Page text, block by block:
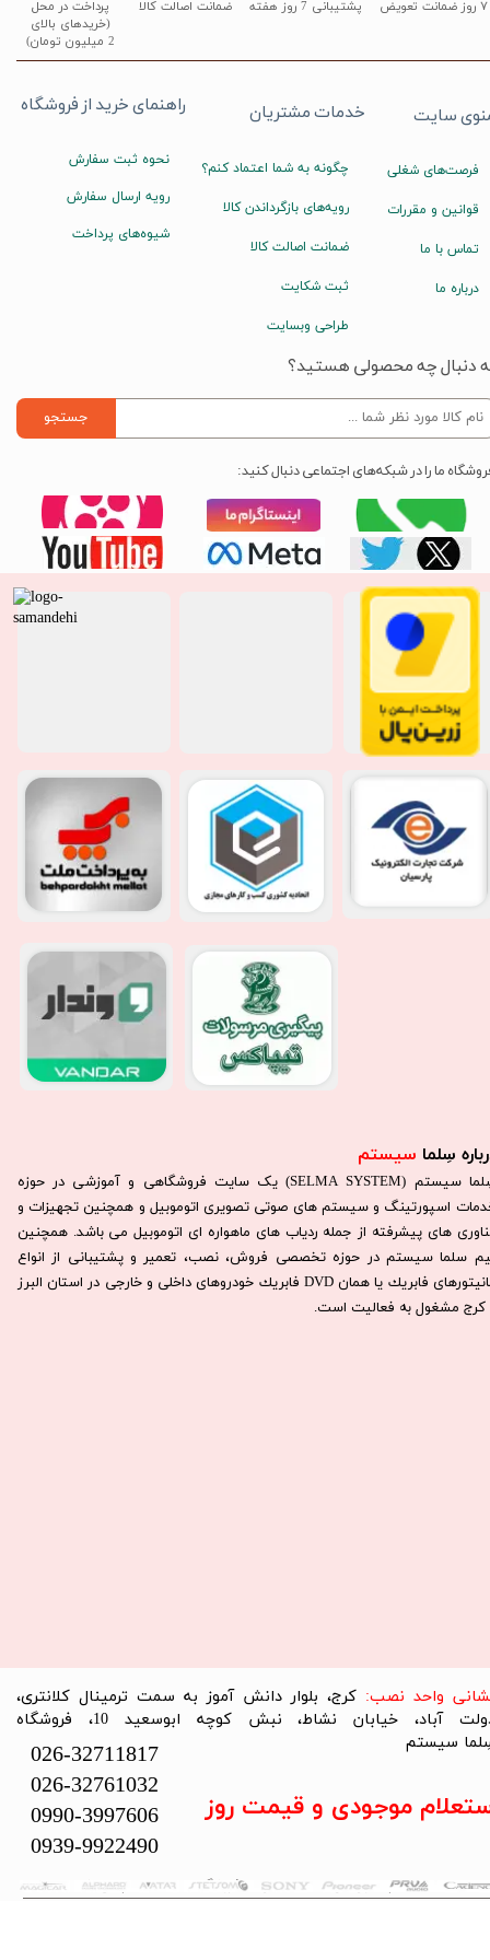
سِلما سیستم​​​​​​​
سِلما سيستم (SELMA SYSTEM) یک سایت فروشگاهی و آموزشی در حوزه
اسپورتینگ و سیستم های صوتی تصویری اتوموبیل و همچنین تجهیزات و
های پیشرفته از جمله ردیاب های ماهواره ای اتوموبیل می باشد. همچنين
سلما سيستم در حوزه تخصصی فروش، نصب، تعمير و پشتيبانی از انواع
مانيتورهای فابريك يا همان DVD فابريك خودروهای داخلی و خارجی در استان البرز
كرج مشغول به فعاليت است.​​​​​​​
پشتیبانی 7 روز هفته
پرداخت در محل
(خریدهای بالای
2 میلیون تومان)
۷ روز ضمانت تعویض ضمانت اصالت کالا
راهنمای خرید از فروشگاه
نحوه ثبت سفارش
رویه ارسال سفارش
شیوه‌های پرداخت
خدمات مشتریان
چگونه به شما اعتماد کنم؟
رویه‌های بازگرداندن کالا
ضمانت اصالت کالا
ثبت شکایت
طراحی وبسایت
سایت
فرصت‌های شغلی
قوانین و مقررات
تماس با ما
درباره ما
دنبال چه محصولی هستید؟
جستجو
ما را در شبکه‌های اجتماعی دنبال کنید:
تمام حقوق این سایت متعلق به فروشگاه سلما سیستم می‌باشد.
واحد نصب: کرج، بلوار دانش آموز به سمت ترمینال کلانتری،
دولت آباد، خیابان نشاط، نبش کوچه ابوسعید 10، فروشگاه
سیستم​​​​​​​
026-32711817
026-32761032
0990-3997606
0939-9922490
موجودی و قیمت روز